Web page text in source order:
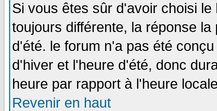
Si vous êtes sûr d'avoir choisi
toujours différente, la réponse
d'été. le forum n'a pas été
d'hiver et l'heure d'été, donc
heure par rapport à l'heure
Revenir en haut